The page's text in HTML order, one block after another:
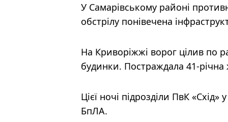
У Самарівському районі
обстрілу понівечена
На Криворіжжі ворог цілив по
будинки. Постраждала 41-
Цієї ночі підрозділи ПвК
БпЛА.